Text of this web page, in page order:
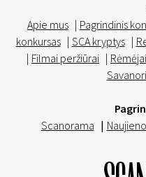
Apie mus | Pagrindinis
konkursas | SCA kryptys |
| Filmai peržiūrai |
Scanorama |